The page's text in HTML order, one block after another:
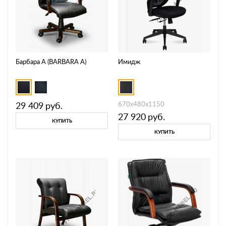
Барбара А (BARBARA А)
29 409 руб.
КУПИТЬ
Имидж
670х480х1150
27 920 руб.
КУПИТЬ